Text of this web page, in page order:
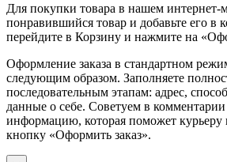
Для покупки товара в нашем интернет-
понравившийся товар и добавьте его в
перейдите в Корзину и нажмите на
Оформление заказа в стандартном
следующим образом. Заполняете
последовательным этапам: адрес,
данные о себе. Советуем в комментарии
информацию, которая поможет
кнопку «Оформить заказ».